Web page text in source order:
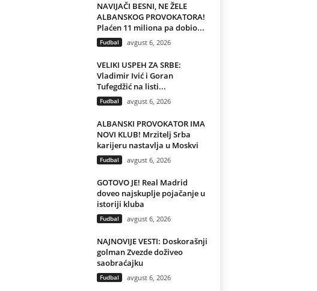
NAVIJAČI BESNI, NE ŽELE
ALBANSKOG PROVOKATORA!
Plaćen 11 miliona pa dobio...
Fudbal avgust 6, 2026
VELIKI USPEH ZA SRBE:
Vladimir Ivić i Goran
Tufegdžić na listi...
Fudbal avgust 6, 2026
ALBANSKI PROVOKATOR IMA
NOVI KLUB! Mrzitelj Srba
karijeru nastavlja u Moskvi
Fudbal avgust 6, 2026
GOTOVO JE! Real Madrid
doveo najskuplje pojačanje u
istoriji kluba
Fudbal avgust 6, 2026
NAJNOVIJE VESTI: Doskorašnji
golman Zvezde doživeo
saobraćajku
Fudbal avgust 6, 2026